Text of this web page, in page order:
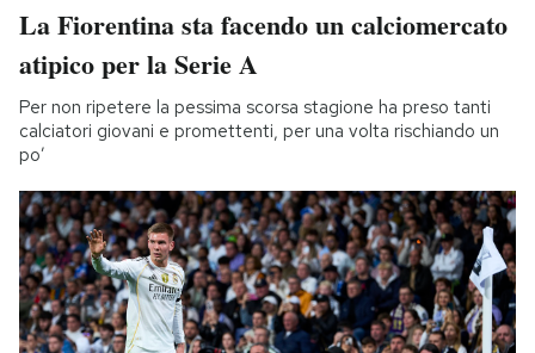
La Fiorentina sta facendo un calciomercato
atipico per la Serie A
Per non ripetere la pessima scorsa stagione ha preso tanti
calciatori giovani e promettenti, per una volta rischiando un
po’